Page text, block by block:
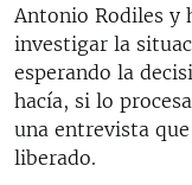
Antonio Rodiles y
investigar la
esperando la
hacía, si lo
una entrevista
liberado.